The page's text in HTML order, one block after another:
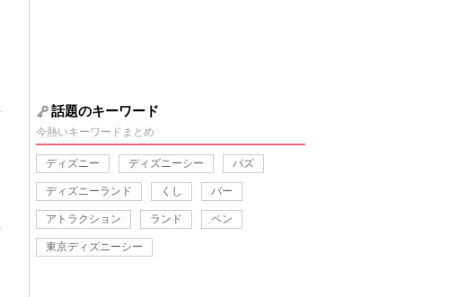
話題のキーワード
今熱いキーワードまとめ
ディズニー ディズニーシー バズ
ディズニーランド くし バー
アトラクション ランド ペン
東京ディズニーシー